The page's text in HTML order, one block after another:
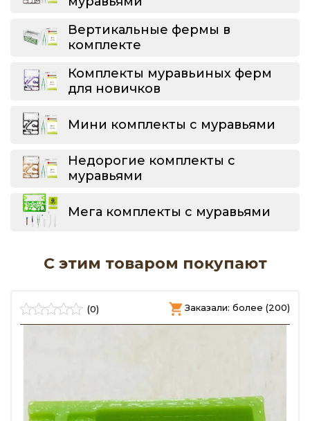
Вертикальные фермы в
комплекте
Комплекты муравьиных ферм
для новичков
Мини комплекты с муравьями
Недорогие комплекты с
муравьями
Мега комплекты с муравьями
С этим товаром покупают
(0) Заказали: более (200)